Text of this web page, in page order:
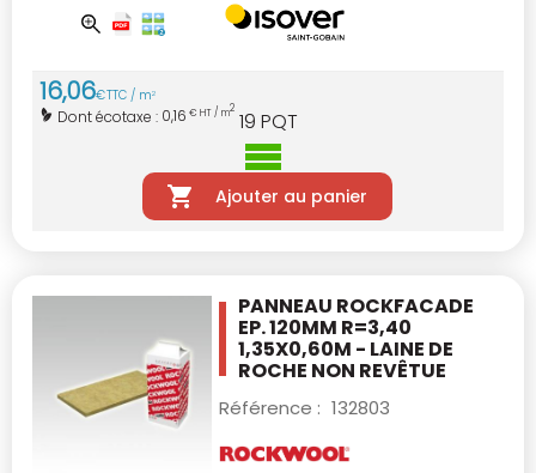
16,06€TTC / m2
Dont écotaxe : 0,16 € HT / m2 19 PQT
Ajouter au panier
PANNEAU ROCKFACADE
EP. 120MM R=3,40
1,35X0,60M - LAINE DE
ROCHE NON REVÊTUE
Référence : 132803